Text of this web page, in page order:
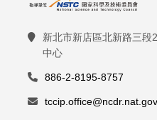
新北市新店區北新路三
中心
886-2-8195-8757